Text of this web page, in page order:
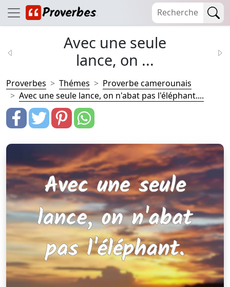
Avec une seule
lance, on ...
Proverbes Thémes
Proverbe camerounais
Avec une seule lance, on n'abat pas l'éléphant....